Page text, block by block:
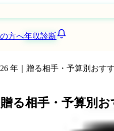
方へ年収診断
年｜贈る相手・予算別おすす
る相手・予算別お